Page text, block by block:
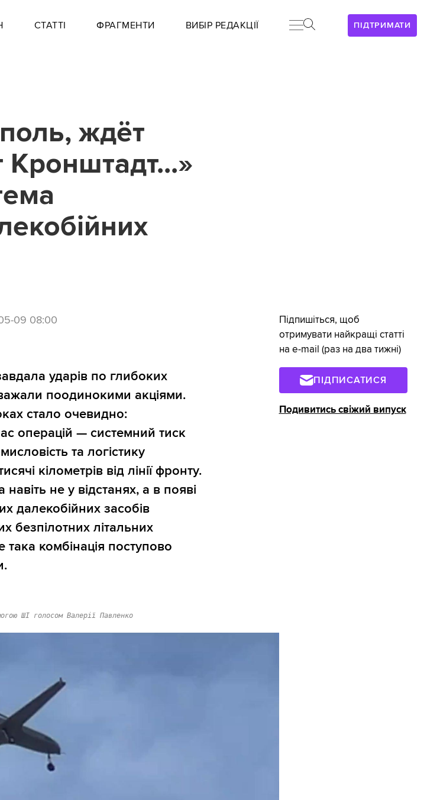
ПІДТРИМАТИ
СТАТТІ ФРАГМЕНТИ ВИБІР РЕДАКЦІЇ
ждёт
09 08:00
ударів по глибоких
поодинокими акціями.
стало очевидно:
операцій — системний тиск
та логістику
кілометрів від лінії фронту.
не у відстанях, а в появі
далекобійних засобів
безпілотних літальних
така комбінація поступово
ШІ голосом Валерії Павленко
Підпишіться, щоб
отримувати найкращі статті
на e-mail (раз на два тижні)
ПІДПИСАТИСЯ
Подивитись свіжий випуск